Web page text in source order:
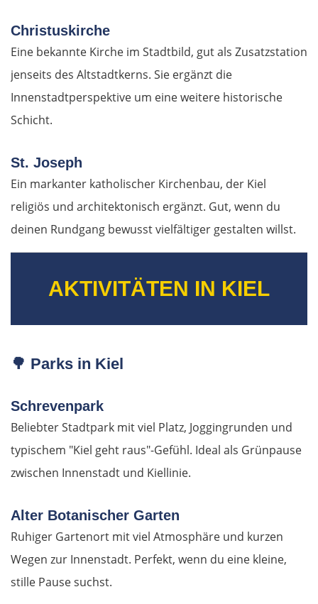
Christuskirche
Eine bekannte Kirche im Stadtbild, gut als Zusatzstation
jenseits des Altstadtkerns. Sie ergänzt die
Innenstadtperspektive um eine weitere historische
Schicht.
St. Joseph
Ein markanter katholischer Kirchenbau, der Kiel
religiös und architektonisch ergänzt. Gut, wenn du
deinen Rundgang bewusst vielfältiger gestalten willst.
AKTIVITÄTEN IN KIEL
🌳 Parks in Kiel
Schrevenpark
Beliebter Stadtpark mit viel Platz, Joggingrunden und
typischem "Kiel geht raus"-Gefühl. Ideal als Grünpause
zwischen Innenstadt und Kiellinie.
Alter Botanischer Garten
Ruhiger Gartenort mit viel Atmosphäre und kurzen
Wegen zur Innenstadt. Perfekt, wenn du eine kleine,
stille Pause suchst.